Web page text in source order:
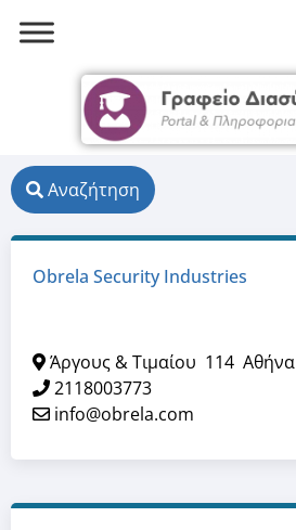
Αναζήτηση
Obrela Security Industries
Άργους & Τιμαίου 114 Αθήνα
2118003773
info@obrela.com